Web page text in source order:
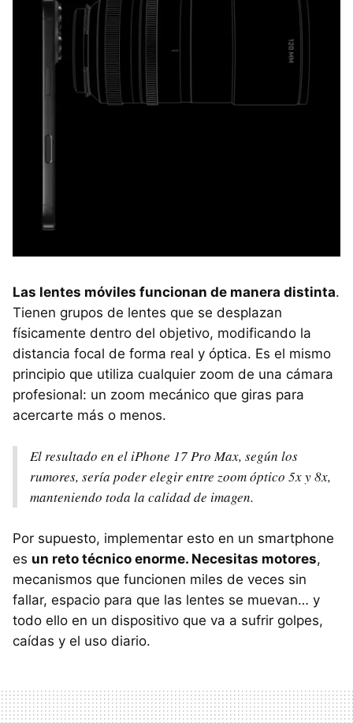
Las lentes móviles funcionan de manera distinta.
Tienen grupos de lentes que se desplazan
físicamente dentro del objetivo, modificando la
distancia focal de forma real y óptica. Es el mismo
principio que utiliza cualquier zoom de una cámara
profesional: un zoom mecánico que giras para
acercarte más o menos.
El resultado en el iPhone 17 Pro Max, según los
rumores, sería poder elegir entre zoom óptico 5x y 8x,
manteniendo toda la calidad de imagen.
Por supuesto, implementar esto en un smartphone
es un reto técnico enorme. Necesitas motores,
mecanismos que funcionen miles de veces sin
fallar, espacio para que las lentes se muevan… y
todo ello en un dispositivo que va a sufrir golpes,
caídas y el uso diario.